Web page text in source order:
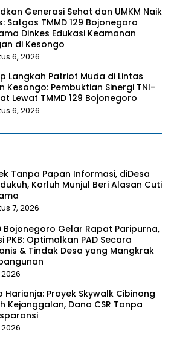
Generasi Sehat dan UMKM Naik
Satgas TMMD 129 Bojonegoro
Dinkes Edukasi Keamanan
di Kesongo
6, 2026
Langkah Patriot Muda di Lintas
Kesongo: Pembuktian Sinergi TNI-
Lewat TMMD 129 Bojonegoro
6, 2026
Tanpa Papan Informasi, diDesa
Korluh Munjul Beri Alasan Cuti
7, 2026
Bojonegoro Gelar Rapat Paripurna,
PKB: Optimalkan PAD Secara
& Tindak Desa yang Mangkrak
2026
Harianja: Proyek Skywalk Cibinong
Kejanggalan, Dana CSR Tanpa
2026